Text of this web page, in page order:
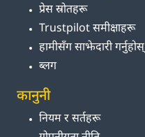
प्रेस स्रोतहरू
Trustpilot समीक्षाहरू
हामीसँग साझेदारी गर्नुहोस्
ब्लग
कानुनी
नियम र सर्तहरू